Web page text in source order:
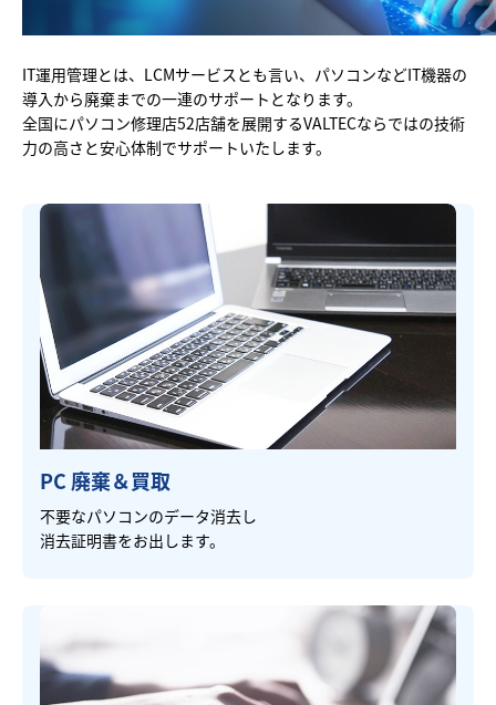
IT運用管理とは、LCMサービスとも言い、パソコンなどIT機器の
導入から廃棄までの一連のサポートとなります。
全国にパソコン修理店52店舗を展開するVALTECならではの技術
力の高さと安心体制でサポートいたします。
PC 廃棄＆買取
不要なパソコンのデータ消去し
消去証明書をお出します。